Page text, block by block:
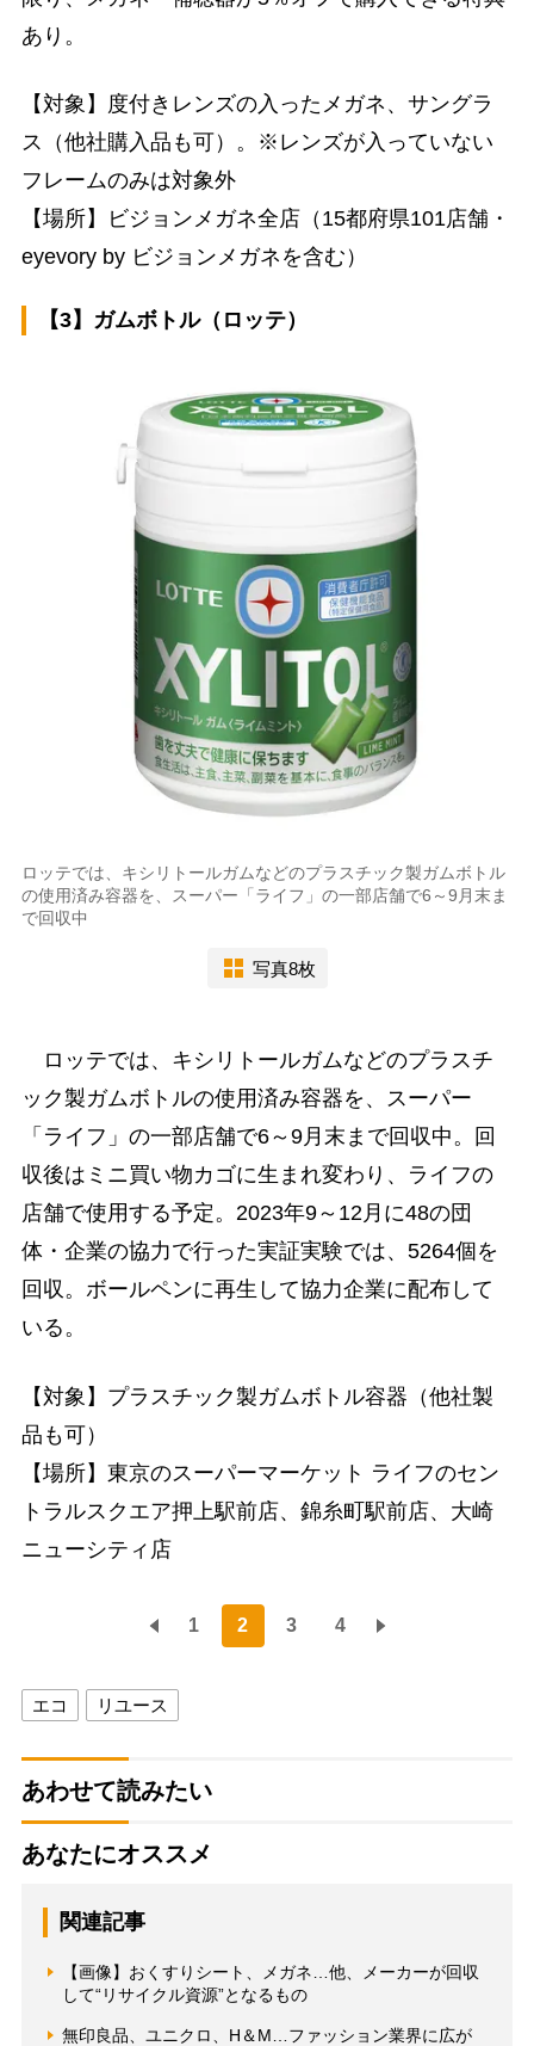
あり。
【対象】度付きレンズの入ったメガネ、サングラ
ス（他社購入品も可）。※レンズが入っていない
フレームのみは対象外
【場所】ビジョンメガネ全店（15都府県101店舗・
eyevory by ビジョンメガネを含む）
【3】ガムボトル（ロッテ）
ロッテでは、キシリトールガムなどのプラスチック製ガムボトル
の使用済み容器を、スーパー「ライフ」の一部店舗で6～9月末ま
で回収中
写真8枚
ロッテでは、キシリトールガムなどのプラスチ
ック製ガムボトルの使用済み容器を、スーパー
「ライフ」の一部店舗で6～9月末まで回収中。回
収後はミニ買い物カゴに生まれ変わり、ライフの
店舗で使用する予定。2023年9～12月に48の団
体・企業の協力で行った実証実験では、5264個を
回収。ボールペンに再生して協力企業に配布して
いる。
【対象】プラスチック製ガムボトル容器（他社製
品も可）
【場所】東京のスーパーマーケット ライフのセン
トラルスクエア押上駅前店、錦糸町駅前店、大崎
ニューシティ店
1 2 3 4
エコ リユース
あわせて読みたい
あなたにオススメ
関連記事
【画像】おくすりシート、メガネ…他、メーカーが回収
して“リサイクル資源”となるもの
無印良品、ユニクロ、H＆M…ファッション業界に広が